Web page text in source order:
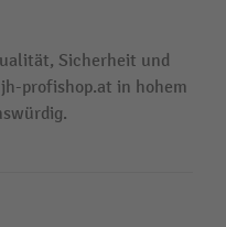
Sicherheit und
profishop.at in hohem